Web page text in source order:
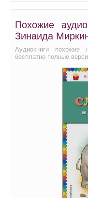
Похожие
Зинаида
Аудиокниги
бесплатно полные